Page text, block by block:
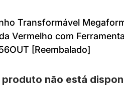
Transformável
Vermelho com
[Reembalado]
produto não está